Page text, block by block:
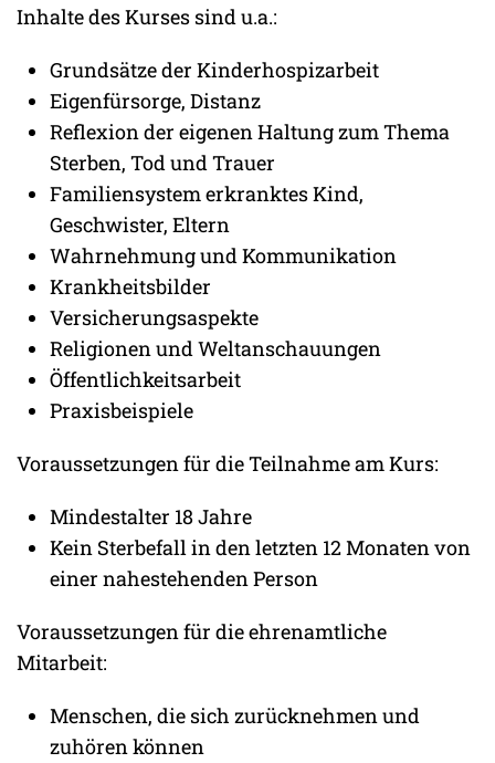
Inhalte des Kurses sind u.a.:
Grundsätze der Kinderhospizarbeit
Eigenfürsorge, Distanz
Reflexion der eigenen Haltung zum Thema
Sterben, Tod und Trauer
Familiensystem erkranktes Kind,
Geschwister, Eltern
Wahrnehmung und Kommunikation
Krankheitsbilder
Versicherungsaspekte
Religionen und Weltanschauungen
Öffentlichkeitsarbeit
Praxisbeispiele
Voraussetzungen für die Teilnahme am Kurs:
Mindestalter 18 Jahre
Kein Sterbefall in den letzten 12 Monaten von
einer nahestehenden Person
Voraussetzungen für die ehrenamtliche
Mitarbeit:
Menschen, die sich zurücknehmen und
zuhören können